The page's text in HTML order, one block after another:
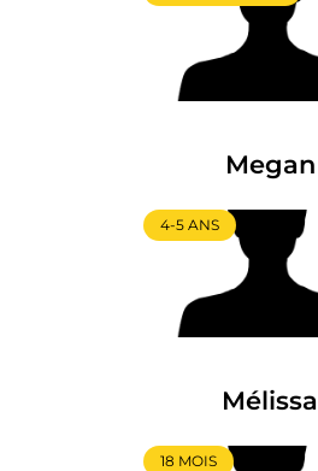
Megan
4-5 ANS
Mélissa
18 MOIS